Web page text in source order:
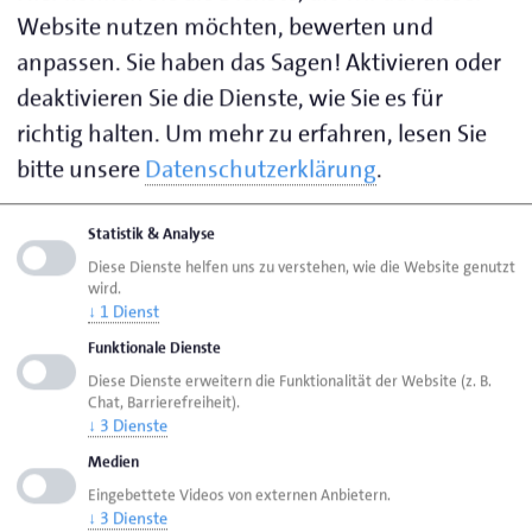
Mo. - Do. von 7.30 Uhr bis 12.30 Uhr
und von 13.00 Uhr bis 16.30 Uhr
Fr. von 7.30 Uhr bis 14.00 Uhr
Visitenkarte speichern (.vcf)
Ihre Ansprechpartnerin zu folgenden Themen:
Ehrungen
Fragen zum Online-Lehrvertrag
Jubiläen
Lehrstellenbörse
Lehrzeitbescheinigung
Seite empfehlen
Website nutzen möchten, bewerten und
anpassen. Sie haben das Sagen! Aktivieren oder
deaktivieren Sie die Dienste, wie Sie es für
richtig halten. Um mehr zu erfahren, lesen Sie
bitte unsereDatenschutzerklärung.
Statistik & Analyse
Diese Dienste helfen uns zu verstehen, wie die Website genutzt
wird.
↓ 1 Dienst
Funktionale Dienste
Diese Dienste erweitern die Funktionalität der Website (z. B.
Chat, Barrierefreiheit).
↓ 3 Dienste
Medien
Eingebettete Videos von externen Anbietern.
↓ 3 Dienste